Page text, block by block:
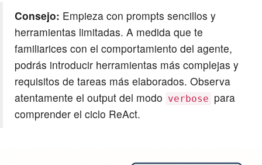
Consejo: Empieza con prompts sencillos y
herramientas limitadas. A medida que te
familiarices con el comportamiento del agente,
podrás introducir herramientas más complejas y
requisitos de tareas más elaborados. Observa
atentamente el output del modo verbose para
comprender el ciclo ReAct.